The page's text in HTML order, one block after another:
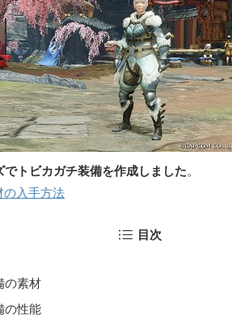
トビカガチ装備を作成しました。
の入手方法
目次
の素材
の性能